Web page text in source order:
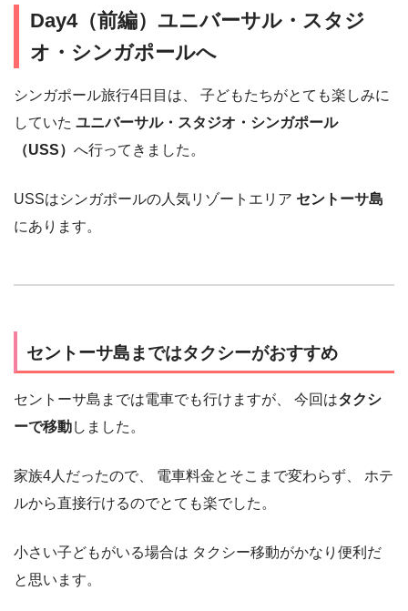
Day4（前編）ユニバーサル・スタジ
オ・シンガポールへ
シンガポール旅行4日目は、 子どもたちがとても楽しみに
していた ユニバーサル・スタジオ・シンガポール
（USS） へ行ってきました。
USSはシンガポールの人気リゾートエリア セントーサ島
にあります。
セントーサ島まではタクシーがおすすめ
セントーサ島までは電車でも行けますが、 今回はタクシ
ーで移動しました。
家族4人だったので、 電車料金とそこまで変わらず、 ホテ
ルから直接行けるのでとても楽でした。
小さい子どもがいる場合は タクシー移動がかなり便利だ
と思います。